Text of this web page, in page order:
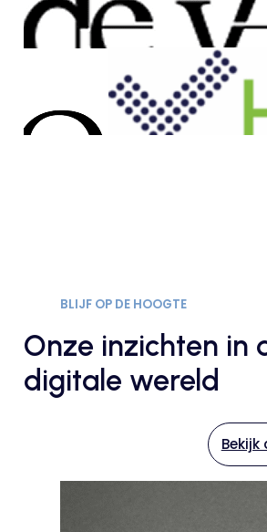
BLIJF OP DE HOOGTE
Onze inzichten in
digitale wereld